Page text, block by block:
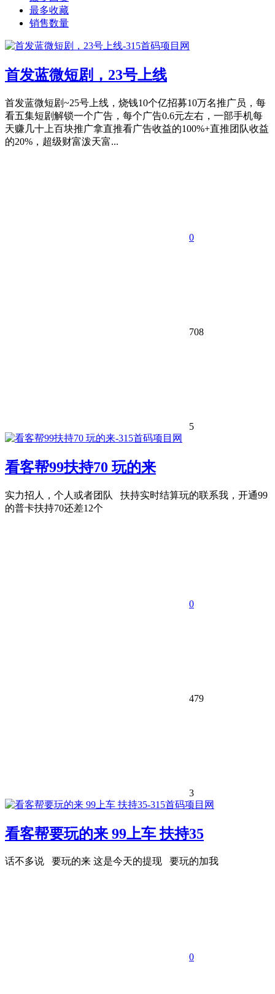
最多收藏
销售数量
首发蓝微短剧，23号上线
首发蓝微短剧~25号上线，烧钱10个亿招募10万名推广员，每
看五集短剧解锁一个广告，每个广告0.6元左右，一部手机每
天赚几十上百块推广拿直推看广告收益的100%+直推团队收益
的20%，超级财富泼天富...
0
708
5
看客帮99扶持70 玩的来
实力招人，个人或者团队 扶持实时结算玩的联系我，开通99
的普卡扶持70还差12个
0
479
3
看客帮要玩的来 99上车 扶持35
话不多说 要玩的来 这是今天的提现 要玩的加我
0